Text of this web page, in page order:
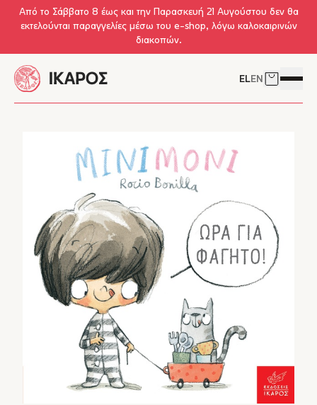
Skip to main content
Από το Σάββατο 8 έως και την Παρασκευή 21 Αυγούστου δεν θα
εκτελούνται παραγγελίες μέσω του e-shop, λόγω καλοκαιρινών
διακοπών.
ELEN Δείτε το